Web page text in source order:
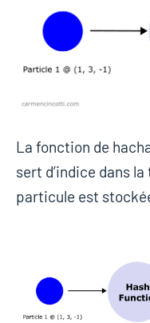
La fonction de
sert d’indice dans
particule est